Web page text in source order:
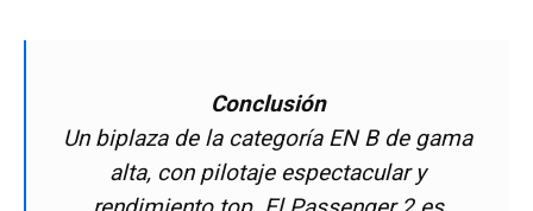
Conclusión
Un biplaza de la categoría EN B de gama
alta, con pilotaje espectacular y